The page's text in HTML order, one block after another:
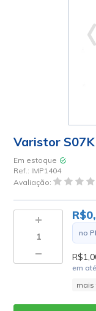
Varistor
Em estoque
Ref.: IMP1404
Avaliação:
no
em até